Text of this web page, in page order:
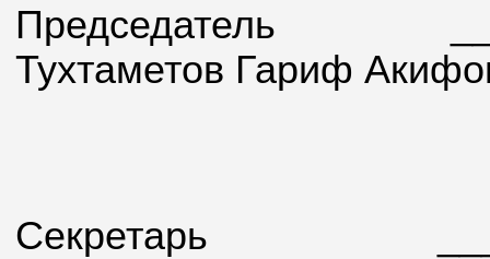
Председатель
Тухтаметов Гариф
Секретарь